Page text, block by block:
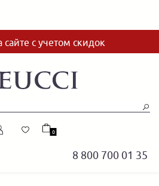
с учетом скидок
8 800 700 01 35
0